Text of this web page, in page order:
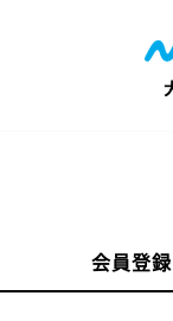
会員登録